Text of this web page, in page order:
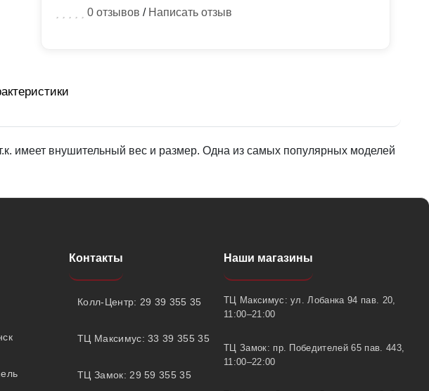
0 отзывов / Написать отзыв
имеет внушительный вес и размер. Одна из самых популярных моделей
Контакты
Колл-Центр: 29 39 355 35
ТЦ Максимус: 33 39 355 35
ТЦ Замок: 29 59 355 35
Наши магазины
ТЦ Максимус: ул. Лобанка 94 пав. 20,
11:00–21:00
ТЦ Замок: пр. Победителей 65 пав. 443,
11:00–22:00